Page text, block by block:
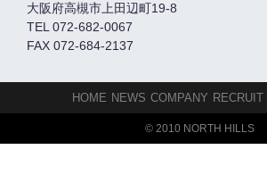
大阪府高槻市上田辺町19-8
TEL 072-682-0067
FAX 072-684-2137
HOME NEWS COMPANY RECRUIT
© 2010 NORTH HILLS